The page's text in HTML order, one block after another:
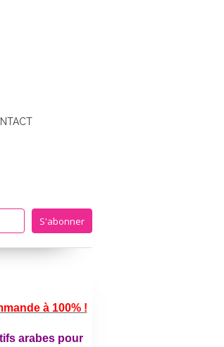
à 100% !
arabes pour